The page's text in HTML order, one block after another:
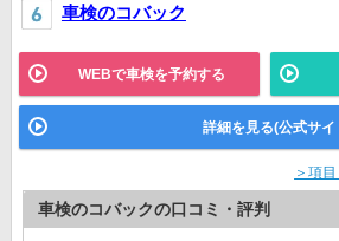
車検のコバック
WEBで車検を予約する
詳細を見る(公式サイ
＞項
車検のコバックの口コミ・評判